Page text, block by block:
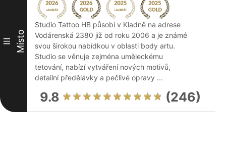
III Místo
Studio Tattoo HB působí v Kladně na adrese
Vodárenská 2380 již od roku 2006 a je známé
svou širokou nabídkou v oblasti body artu.
Studio se věnuje zejména uměleckému
tetování, nabízí vytváření nových motivů,
detailní předělávky a pečlivé opravy ...
9.8 (246)